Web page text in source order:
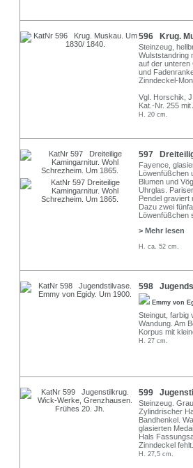
596 Krug.
Steinzeug,
Wulststandring
auf der unteren
und
Zinndeckel-
Vgl. Horschik,
Kat.-Nr. 255 mit
H. 20 cm.
597
Fayence,
Löwenfüßchen
Blumen und
Uhrglas.
Pendel graviert
Dazu zwei
Löwenfüßchen
> Mehr lesen
H. ca. 52 cm.
598
Emmy von
Steingut, farbig
Wandung. Am
Korpus mit
H. 27 cm.
599
Steinzeug.
Zylindrischer
Bandhenkel.
glasierten
Hals
Zinndeckel
H. 27,5 cm.